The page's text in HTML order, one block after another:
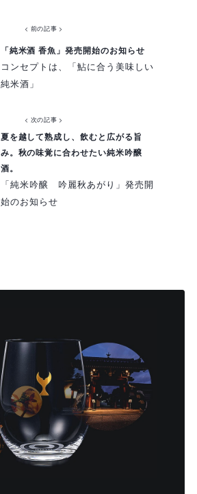
< 前の記事 >
「純米酒 香魚」発売開始のお知らせ
コンセプトは、「鮎に合う美味しい
純米酒」
< 次の記事 >
夏を越して熟成し、飲むと広がる旨
み。秋の味覚に合わせたい純米吟醸
酒。
「純米吟醸 吟麗秋あがり」発売開
始のお知らせ